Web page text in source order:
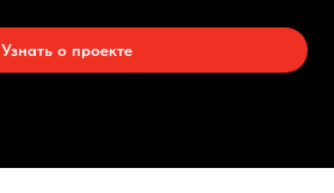
Узнать о проекте